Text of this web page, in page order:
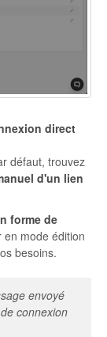
direct
défaut, trouvez
d'un lien
forme de
mode édition
besoins.
envoyé
connexion